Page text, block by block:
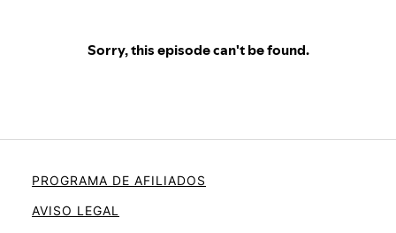
PROGRAMA DE AFILIADOS
AVISO LEGAL